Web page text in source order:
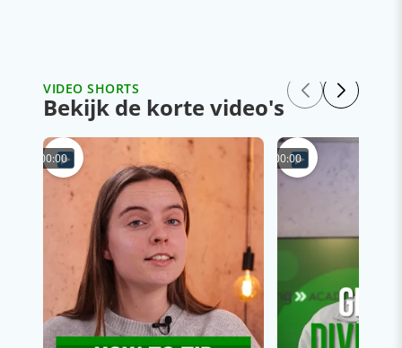
VIDEO SHORTS
Bekijk de korte video's
00:00 00:00